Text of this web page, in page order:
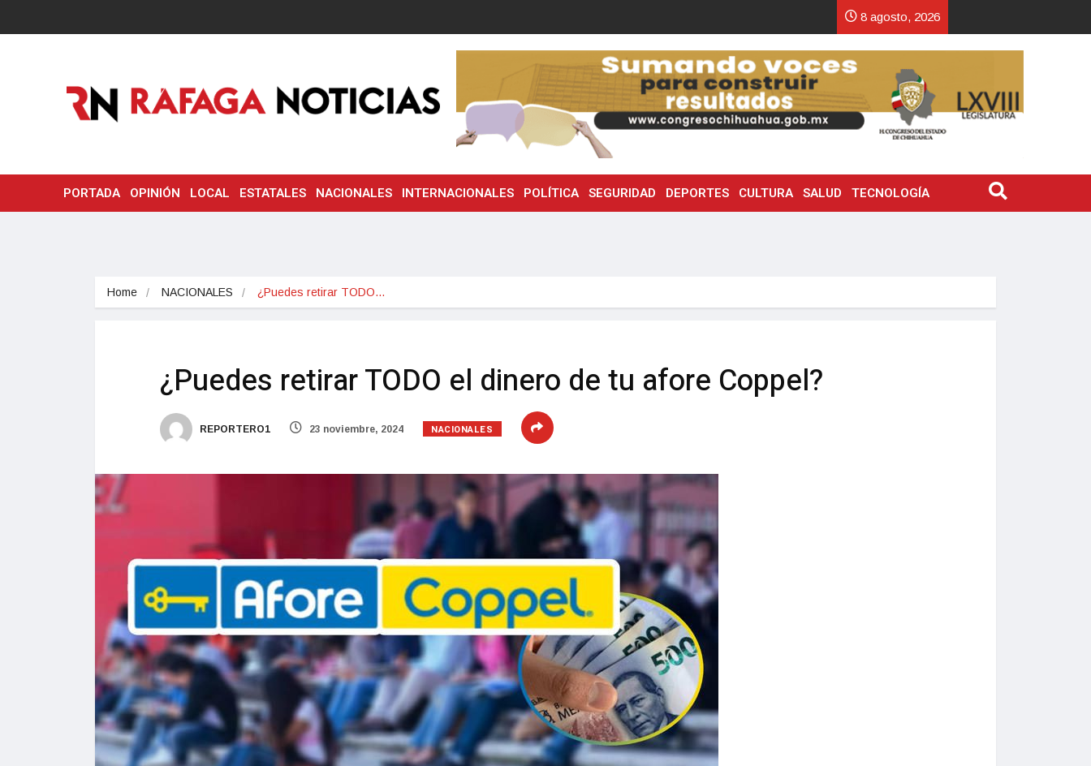
8 agosto, 2026
PORTADA OPINIÓN LOCAL ESTATALES NACIONALES INTERNACIONALES POLÍTICA SEGURIDAD DEPORTES CULTURA SALUD TECNOLOGÍA
Home NACIONALES ¿Puedes retirar TODO…
¿Puedes retirar TODO el dinero de tu afore Coppel?
REPORTERO1 23 noviembre, 2024 NACIONALES